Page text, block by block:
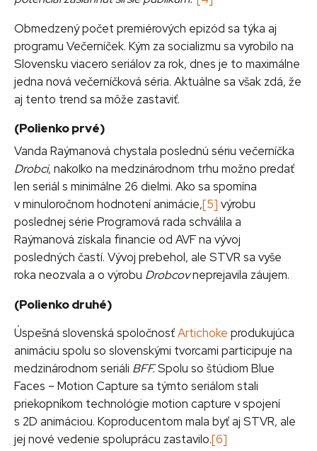
Obmedzený počet premiérových epizód sa týka aj
programu Večerníček. Kým za socializmu sa vyrobilo na
Slovensku viacero seriálov za rok, dnes je to maximálne
jedna nová večerníčková séria. Aktuálne sa však zdá, že
aj tento trend sa môže zastaviť.
(Polienko prvé)
Vanda Raýmanová chystala poslednú sériu večerníčka
Drobci, nakoľko na medzinárodnom trhu možno predať
len seriál s minimálne 26 dielmi. Ako sa spomína
v minuloročnom hodnotení animácie,[5] výrobu
poslednej série Programová rada schválila a
Raýmanová získala financie od AVF na vývoj
posledných častí. Vývoj prebehol, ale STVR sa vyše
roka neozvala a o výrobu Drobcovneprejavila záujem.
(Polienko druhé)
Úspešná slovenská spoločnosťArtichoke produkujúca
animáciu spolu so slovenskými tvorcami participuje na
medzinárodnom seriáli BFF.Spolu so štúdiom Blue
Faces – Motion Capture sa týmto seriálom stali
priekopníkom technológie motion capture v spojení
s 2D animáciou. Koproducentom mala byť aj STVR, ale
jej nové vedenie spoluprácu zastavilo.[6]